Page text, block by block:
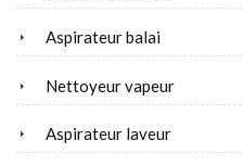
Aspirateur balai
Nettoyeur vapeur
Aspirateur laveur